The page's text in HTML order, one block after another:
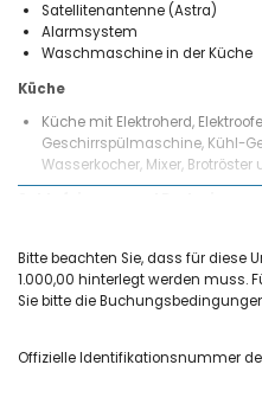
Satellitenantenne (Astra)
Alarmsystem
Waschmaschine in der Küche
Küche
Küche mit Elektroherd,
Geschirrspülmaschine, Kühl-
Wasserkocher, Mixer, Brotröster
mit Badezimmer ensuite
2 Schlafzimmer, jedes mit 2
Klimaanlage
Badezimmer mit
Bitte beachten Sie, dass für diese
1.000,00 hinterlegt werden muss.
Sie bitte die
Offizielle Identifikationsnummer